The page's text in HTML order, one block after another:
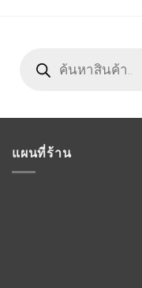
search
แผนที่ร้าน